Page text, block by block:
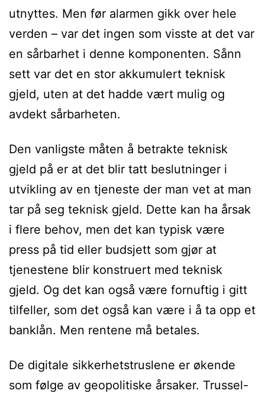
utnyttes. Men før alarmen gikk over hele
verden – var det ingen som visste at det var
en sårbarhet i denne komponenten. Sånn
sett var det en stor akkumulert teknisk
gjeld, uten at det hadde vært mulig og
avdekt sårbarheten.
Den vanligste måten å betrakte teknisk
gjeld på er at det blir tatt beslutninger i
utvikling av en tjeneste der man vet at man
tar på seg teknisk gjeld. Dette kan ha årsak
i flere behov, men det kan typisk være
press på tid eller budsjett som gjør at
tjenestene blir konstruert med teknisk
gjeld. Og det kan også være fornuftig i gitt
tilfeller, som det også kan være i å ta opp et
banklån. Men rentene må betales.
De digitale sikkerhetstruslene er økende
som følge av geopolitiske årsaker. Trussel-